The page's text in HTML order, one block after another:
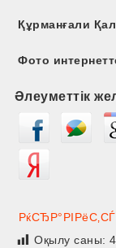
Құрманғали
Фото
Әлеуметтік
Оқылу саны: